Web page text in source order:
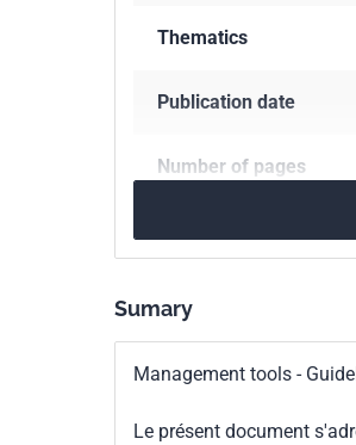
Thematics
Publication date
Number of pages
Classification
Sumary
Management tools -
Le présent document